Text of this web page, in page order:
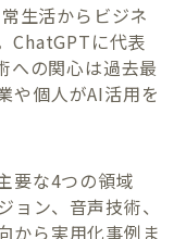
生活からビジネ
ChatGPTに代表
への関心は過去最
や個人がAI活用を
要な4つの領域
ョン、音声技術、
から実用化事例ま